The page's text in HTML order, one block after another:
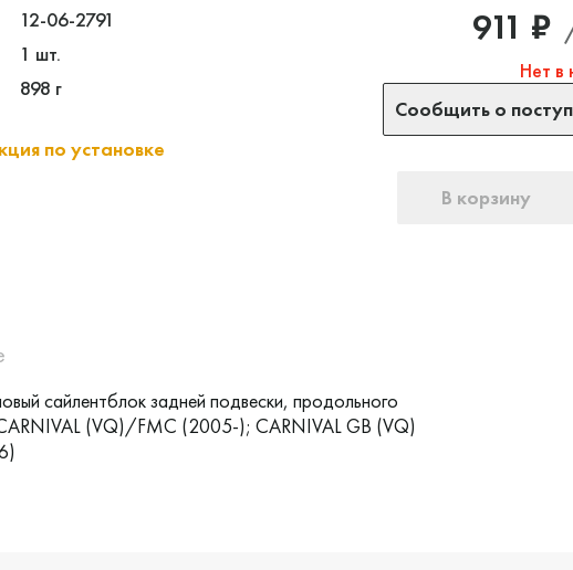
12-06-2791
1 шт.
898 г
по установке
911 ₽
Нет в
Сообщить о
В корзину
сайлентблок задней подвески, продольного
(VQ)/FMC (2005-); CARNIVAL GB (VQ)